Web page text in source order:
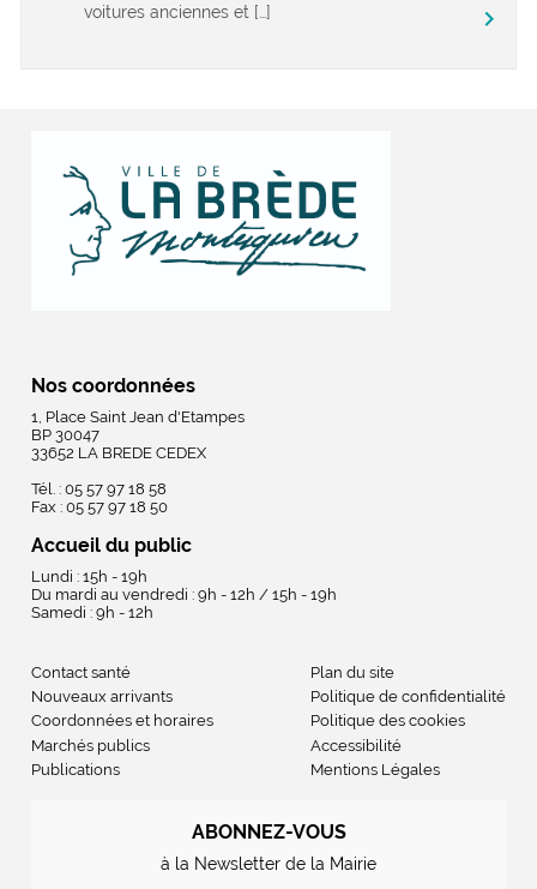
voitures anciennes et […]
keyboard_arrow_right
Nos coordonnées
1, Place Saint Jean d'Etampes
BP 30047
33652 LA BREDE CEDEX
Tél. : 05 57 97 18 58
Fax : 05 57 97 18 50
Accueil du public
Lundi : 15h - 19h
Du mardi au vendredi : 9h - 12h / 15h - 19h
Samedi : 9h - 12h
Contact santé
Nouveaux arrivants
Coordonnées et horaires
Marchés publics
Publications
Plan du site
Politique de confidentialité
Politique des cookies
Accessibilité
Mentions Légales
ABONNEZ-VOUS
à la Newsletter de la Mairie